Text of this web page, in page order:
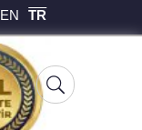
EN TR